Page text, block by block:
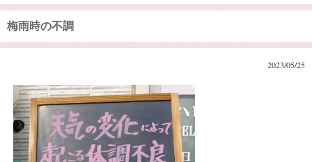
梅雨時の不調
2023/05/25